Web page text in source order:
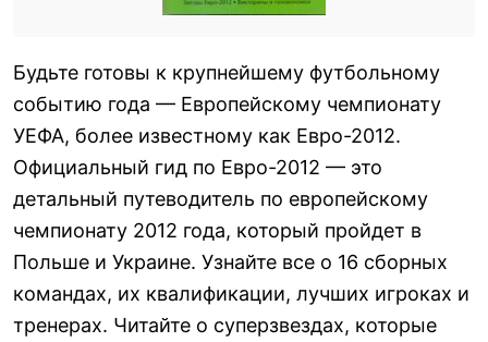
Будьте готовы к крупнейшему футбольному
событию года — Европейскому чемпионату
УЕФА, более известному как Евро-2012.
Официальный гид по Евро-2012 — это
детальный путеводитель по европейскому
чемпионату 2012 года, который пройдет в
Польше и Украине. Узнайте все о 16 сборных
командах, их квалификации, лучших игроках и
тренерах. Читайте о суперзвездах, которые